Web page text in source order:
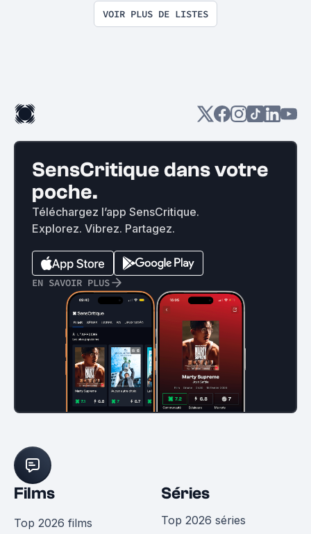
VOIR PLUS DE LISTES
SensCritique dans votre
poche.
Téléchargez l’app SensCritique.
Explorez. Vibrez. Partagez.
EN SAVOIR PLUS
Films
Top 2026 films
Séries
Top 2026 séries